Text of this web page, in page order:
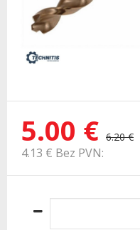
5.00 € 6.20 €
4.13 € Bez PVN: